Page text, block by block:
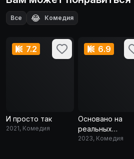
Все 😂 Комедия
7.2
И просто так
2021, Комедия
6.9
Основано на
реальных
событиях
2023, Комедия